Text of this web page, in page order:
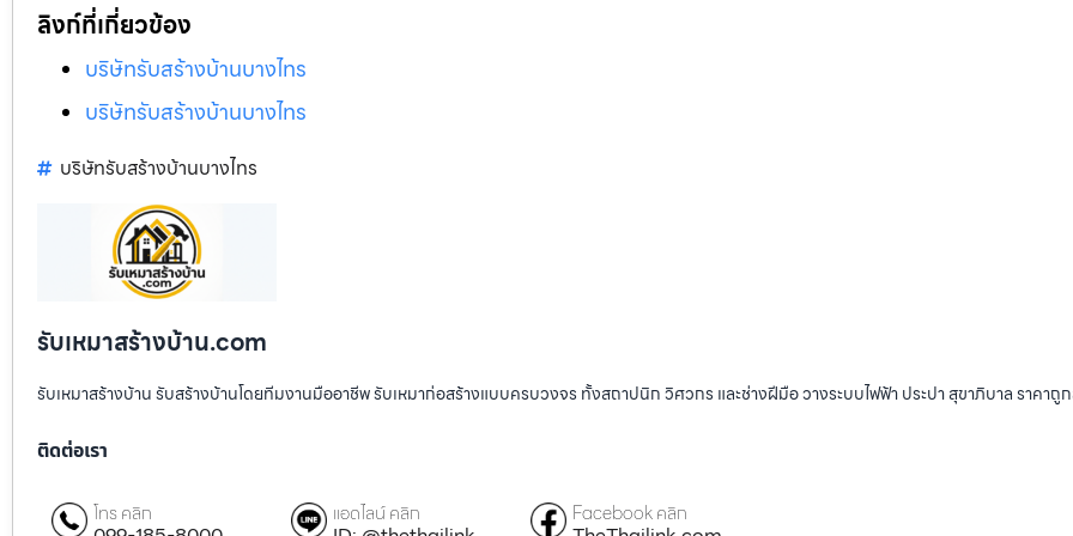
ลิงก์ที่เกี่ยวข้อง
บริษัทรับสร้างบ้านบางไทร
บริษัทรับสร้างบ้านบางไทร
บริษัทรับสร้างบ้านบางไทร
รับเหมาสร้างบ้าน.com
รับเหมาสร้างบ้าน รับสร้างบ้านโดยทีมงานมืออาชีพ รับเหมาก่อสร้างแบบครบวงจร ทั้งสถาปนิก วิศวกร และช่างฝีมือ วางระบบไฟฟ้า ประปา สุขาภิบาล ราคาถู
ติดต่อเรา
โทร คลิก แอดไลน์ คลิก Facebook คลิก